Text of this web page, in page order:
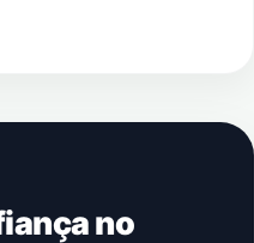
no